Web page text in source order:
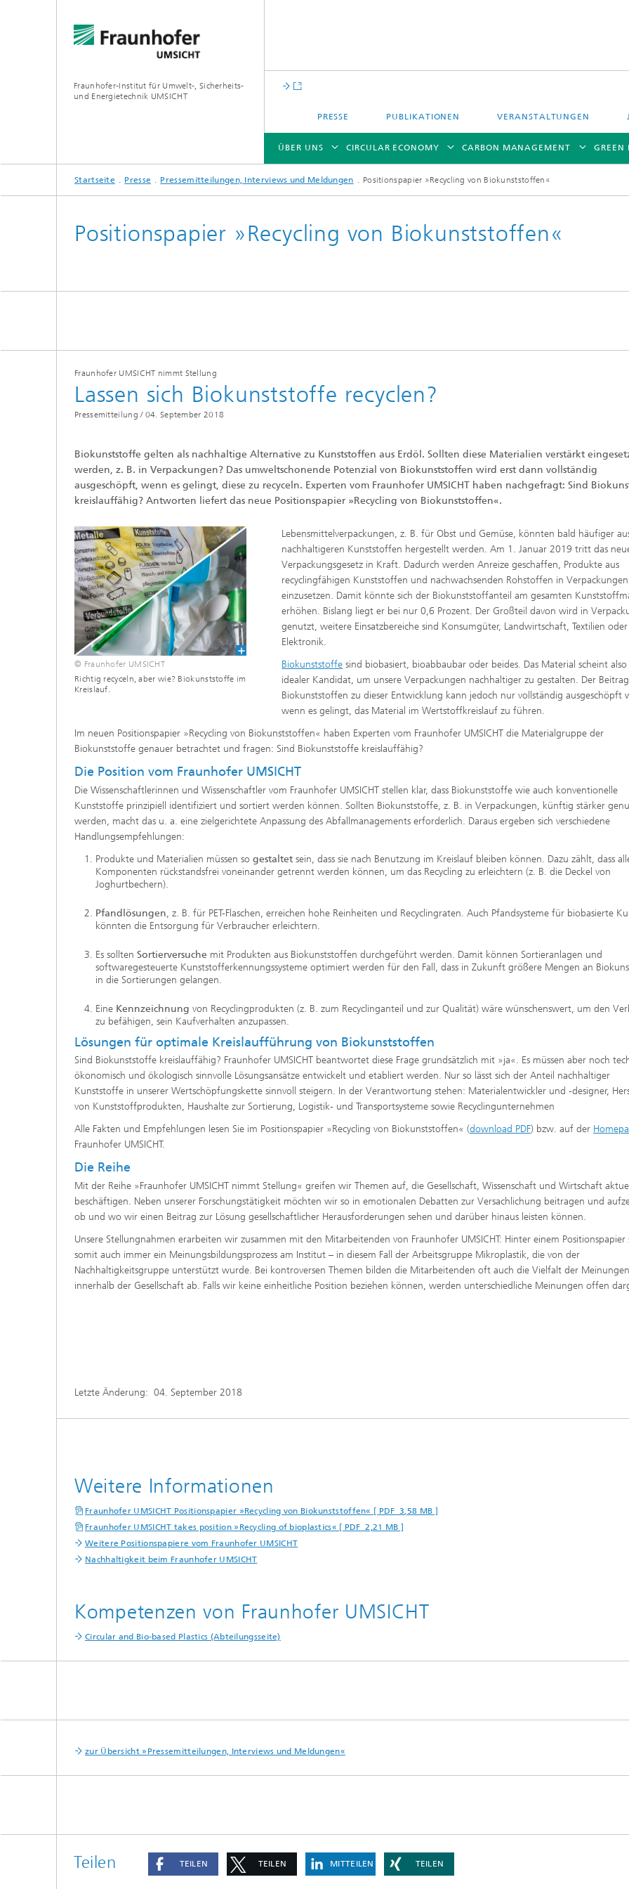
Fraunhofer-Institut für Umwelt-, Sicherheits-
und Energietechnik UMSICHT
PRESSE PUBLIKATIONEN VERANSTALTUNGEN
ÜBER UNS
ÜBER UNS
CIRCULAR ECONOMY
CIRCULAR ECONOMY
CARBON MANAGEMENT
CARBON MANAGEMENT
GREEN
GREEN HYDROGEN
LOCAL ENERGY SYSTEMS
Startseite Presse Pressemitteilungen, Interviews und Meldungen Positionspapier »Recycling von Biokunststoffen«
Positionspapier »Recycling von Biokunststoffen«
Fraunhofer UMSICHT nimmt Stellung
Lassen sich Biokunststoffe recyclen?
Pressemitteilung / 04. September 2018
Biokunststoffe gelten als nachhaltige Alternative zu Kunststoffen aus Erdöl. Sollten diese Materialien verstärkt
werden, z. B. in Verpackungen? Das umweltschonende Potenzial von Biokunststoffen wird erst dann vollständig
ausgeschöpft, wenn es gelingt, diese zu recyceln. Experten vom Fraunhofer UMSICHT haben nachgefragt: Sind
kreislauffähig? Antworten liefert das neue Positionspapier »Recycling von Biokunststoffen«.
© Fraunhofer UMSICHT
Richtig recyceln, aber wie? Biokunststoffe im
Kreislauf.
Lebensmittelverpackungen, z. B. für Obst und Gemüse, könnten bald häufiger
nachhaltigeren Kunststoffen hergestellt werden. Am 1. Januar 2019 tritt das
Verpackungsgesetz in Kraft. Dadurch werden Anreize geschaffen, Produkte aus
recyclingfähigen Kunststoffen und nachwachsenden Rohstoffen in Verpackungen
einzusetzen. Damit könnte sich der Biokunststoffanteil am gesamten
erhöhen. Bislang liegt er bei nur 0,6 Prozent. Der Großteil davon wird in
genutzt, weitere Einsatzbereiche sind Konsumgüter, Landwirtschaft, Textilien oder
Elektronik.
Biokunststoffe sind biobasiert, bioabbaubar oder beides. Das Material scheint also
idealer Kandidat, um unsere Verpackungen nachhaltiger zu gestalten. Der
Biokunststoffen zu dieser Entwicklung kann jedoch nur vollständig ausgeschöpft
wenn es gelingt, das Material im Wertstoffkreislauf zu führen.
Im neuen Positionspapier »Recycling von Biokunststoffen« haben Experten vom Fraunhofer UMSICHT die Materialgruppe der
Biokunststoffe genauer betrachtet und fragen: Sind Biokunststoffe kreislauffähig?
Die Position vom Fraunhofer UMSICHT
Die Wissenschaftlerinnen und Wissenschaftler vom Fraunhofer UMSICHT stellen klar, dass Biokunststoffe wie auch konventionelle
Kunststoffe prinzipiell identifiziert und sortiert werden können. Sollten Biokunststoffe, z. B. in Verpackungen, künftig stärker
werden, macht das u. a. eine zielgerichtete Anpassung des Abfallmanagements erforderlich. Daraus ergeben sich verschiedene
Handlungsempfehlungen:
Produkte und Materialien müssen so gestaltet sein, dass sie nach Benutzung im Kreislauf bleiben können. Dazu zählt, dass
Komponenten rückstandsfrei voneinander getrennt werden können, um das Recycling zu erleichtern (z. B. die Deckel von
Joghurtbechern).
Pfandlösungen, z. B. für PET-Flaschen, erreichen hohe Reinheiten und Recyclingraten. Auch Pfandsysteme für biobasierte
könnten die Entsorgung für Verbraucher erleichtern.
Es sollten Sortierversuche mit Produkten aus Biokunststoffen durchgeführt werden. Damit können Sortieranlagen und
softwaregesteuerte Kunststofferkennungssysteme optimiert werden für den Fall, dass in Zukunft größere Mengen an
in die Sortierungen gelangen.
Eine Kennzeichnung von Recyclingprodukten (z. B. zum Recyclinganteil und zur Qualität) wäre wünschenswert, um den
zu befähigen, sein Kaufverhalten anzupassen.
Lösungen für optimale Kreislaufführung von Biokunststoffen
Sind Biokunststoffe kreislauffähig? Fraunhofer UMSICHT beantwortet diese Frage grundsätzlich mit »ja«. Es müssen aber noch
ökonomisch und ökologisch sinnvolle Lösungsansätze entwickelt und etabliert werden. Nur so lässt sich der Anteil nachhaltiger
Kunststoffe in unserer Wertschöpfungskette sinnvoll steigern. In der Verantwortung stehen: Materialentwickler und -designer,
von Kunststoffprodukten, Haushalte zur Sortierung, Logistik- und Transportsysteme sowie Recycling­unternehmen
Alle Fakten und Empfehlungen lesen Sie im Positionspapier »Recycling von Biokunststoffen« (download PDF) bzw. auf der
Fraunhofer UMSICHT.
Die Reihe
Mit der Reihe »Fraunhofer UMSICHT nimmt Stellung« greifen wir Themen auf, die Gesellschaft, Wissenschaft und Wirtschaft aktuell
beschäftigen. Neben unserer Forschungstätigkeit möchten wir so in emotionalen Debatten zur Versachlichung beitragen und
ob und wo wir einen Beitrag zur Lösung gesellschaftlicher Herausforderungen sehen und darüber hinaus leisten können.
Unsere Stellungnahmen erarbeiten wir zusammen mit den Mitarbeitenden von Fraunhofer UMSICHT: Hinter einem Positionspapier
somit auch immer ein Meinungsbildungsprozess am Institut – in diesem Fall der Arbeitsgruppe Mikroplastik, die von der
Nachhaltigkeitsgruppe unterstützt wurde. Bei kontroversen Themen bilden die Mitarbeitenden oft auch die Vielfalt der Meinungen
innerhalb der Gesellschaft ab. Falls wir keine einheitliche Position beziehen können, werden unterschiedliche Meinungen offen
Letzte Änderung: 04. September 2018
Weitere Informationen
Fraunhofer UMSICHT Positionspapier »Recycling von Biokunststoffen« [ PDF 3,58 MB ]
Fraunhofer UMSICHT takes position »Recycling of bioplastics« [ PDF 2,21 MB ]
Weitere Positionspapiere vom Fraunhofer UMSICHT
Nachhaltigkeit beim Fraunhofer UMSICHT
Kompetenzen von Fraunhofer UMSICHT
Circular and Bio-based Plastics (Abteilungsseite)
zur Übersicht »Pressemitteilungen, Interviews und Meldungen«
Teilen TEILEN TEILEN MITTEILEN TEILEN